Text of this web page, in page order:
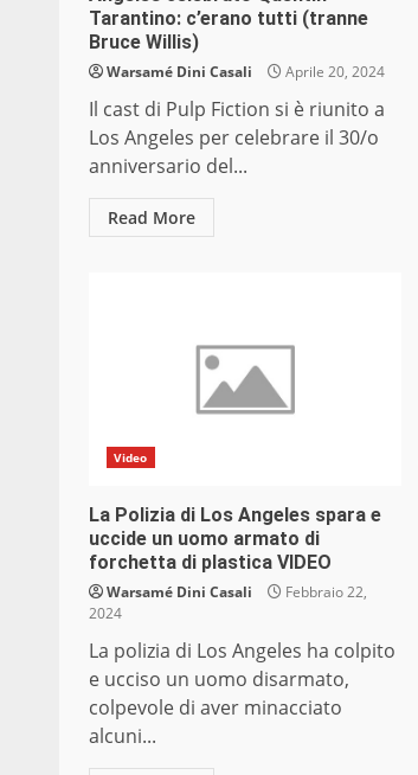
Tarantino: c’erano tutti (tranne
Bruce Willis)
Warsamé Dini Casali Aprile 20, 2024
Il cast di Pulp Fiction si è riunito a
Los Angeles per celebrare il 30/o
anniversario del...
Read More
Video
La Polizia di Los Angeles spara e
uccide un uomo armato di
forchetta di plastica VIDEO
Warsamé Dini Casali
Febbraio 22,
2024
La polizia di Los Angeles ha colpito
e ucciso un uomo disarmato,
colpevole di aver minacciato
alcuni...